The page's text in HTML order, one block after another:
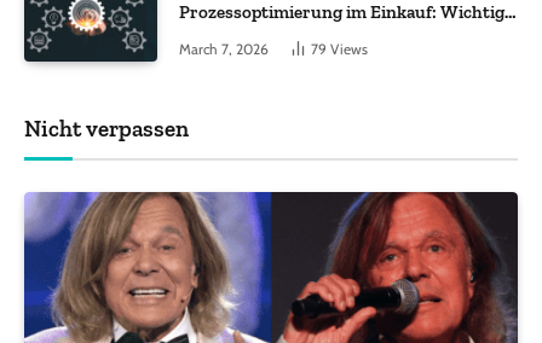
Prozessoptimierung im Einkauf: Wichtige
Funktionen, auf die Sie achten sollten
March 7, 2026 79 Views
Nicht verpassen